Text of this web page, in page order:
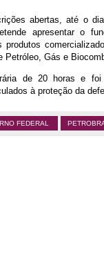
abertas, até o
apresentar o
Petróleo, Gás e
de 20 horas e foi
à proteção da
FEDERAL